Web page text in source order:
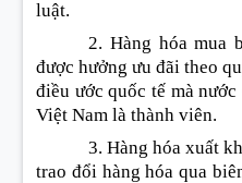
luật.
2. Hàng hóa mua
được hưởng ưu đãi theo
điều ước quốc tế mà
Việt Nam là thành viên.
3. Hàng hóa xuất
trao đổi hàng hóa qua